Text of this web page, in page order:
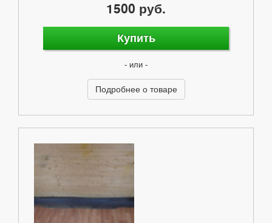
1500 руб.
Купить
- или -
Подробнее о товаре